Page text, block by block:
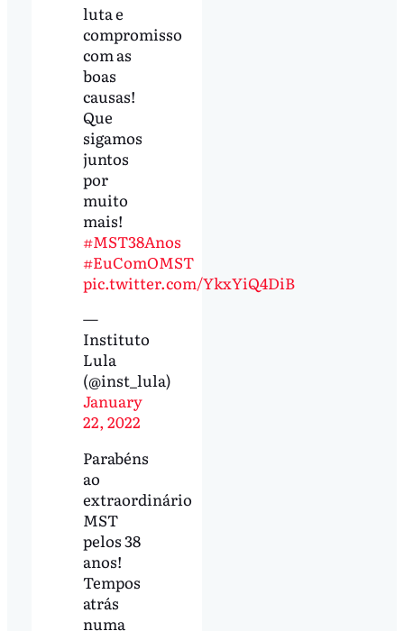
luta e
compromisso
com as
boas
causas!
Que
sigamos
juntos
por
muito
mais!
#MST38Anos
#EuComOMST
pic.twitter.com/YkxYiQ4DiB
—
Instituto
Lula
(@inst_lula)
January
22, 2022
Parabéns
ao
extraordinário
MST
pelos 38
anos!
Tempos
atrás
numa